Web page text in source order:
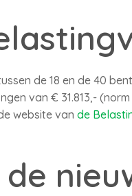
de 18 en de 40
van € 31.813,-
website van de
de